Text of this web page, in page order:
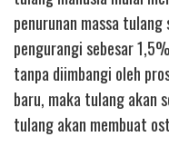
penurunan massa
pengurangi sebesar
tanpa diimbangi oleh
baru, maka tulang akan
tulang akan membuat